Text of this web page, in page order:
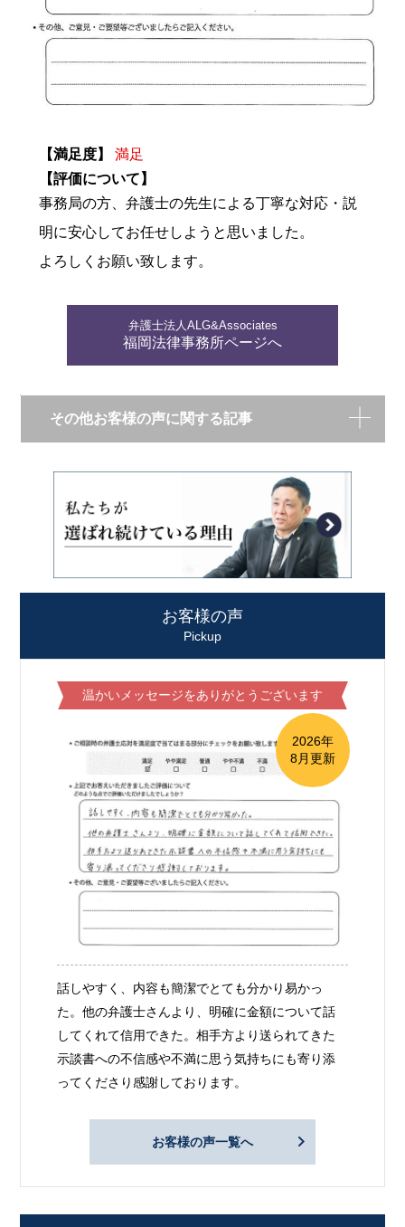
【満足度】
満足
【評価について】
事務局の方、弁護士の先生による丁寧な対応・説
明に安心してお任せしようと思いました。
よろしくお願い致します。
弁護士法人ALG&Associates
福岡法律事務所ページへ
その他お客様の声に関する記事
お客様の声
Pickup
温かいメッセージをありがとうございます
2026年
8月更新
話しやすく、内容も簡潔でとても分かり易かっ
た。他の弁護士さんより、明確に金額について話
してくれて信用できた。相手方より送られてきた
示談書への不信感や不満に思う気持ちにも寄り添
ってくださり感謝しております。
お客様の声一覧へ